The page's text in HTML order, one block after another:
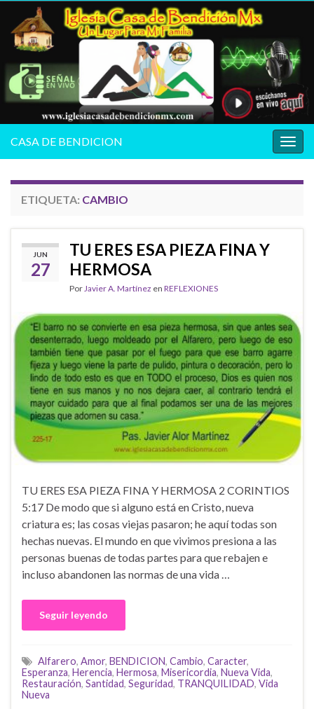
la
CASA DE BENDICION
ETIQUETA: CAMBIO
JUN
27
TU ERES ESA PIEZA FINA Y
HERMOSA
Por Javier A. Martínez en REFLEXIONES
TU ERES ESA PIEZA FINA Y HERMOSA 2 CORINTIOS
5:17 De modo que si alguno está en Cristo, nueva
criatura es; las cosas viejas pasaron; he aquí todas son
hechas nuevas. El mundo en que vivimos presiona a las
personas buenas de todas partes para que rebajen e
incluso abandonen las normas de una vida …
Seguir leyendo
Alfarero, Amor, BENDICION, Cambio, Caracter,
Esperanza, Herencia, Hermosa, Misericordia, Nueva Vida,
Restauración, Santidad, Seguridad, TRANQUILIDAD, Vida
Nueva